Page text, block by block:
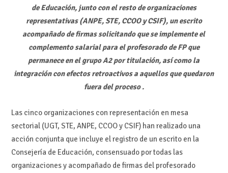
de Educación, junto con el resto de organizaciones
representativas (ANPE, STE, CCOO y CSIF), un escrito
acompañado de firmas solicitando que se implemente el
complemento salarial para el profesorado de FP que
permanece en el grupo A2 por titulación, así como la
integración con efectos retroactivos a aquellos que quedaron
fuera del proceso .
Las cinco organizaciones con representación en mesa
sectorial (UGT, STE, ANPE, CCOO y CSIF) han realizado una
acción conjunta que incluye el registro de un escrito en la
Consejería de Educación, consensuado por todas las
organizaciones y acompañado de firmas del profesorado